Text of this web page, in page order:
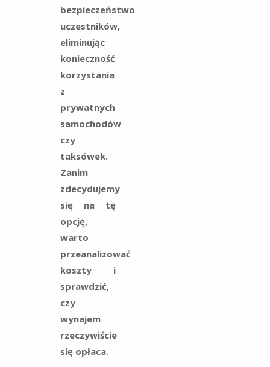
bezpieczeństwo
uczestników,
eliminując
konieczność
korzystania
z
prywatnych
samochodów
czy
taksówek.
Zanim
zdecydujemy
się na tę
opcję,
warto
przeanalizować
koszty i
sprawdzić,
czy
wynajem
rzeczywiście
się opłaca.